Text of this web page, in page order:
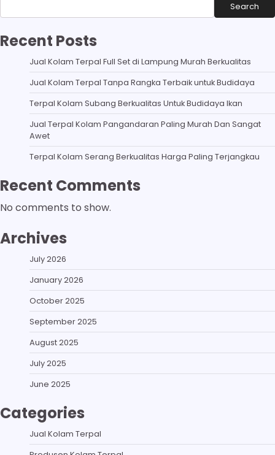
Search
Recent Posts
Jual Kolam Terpal Full Set di Lampung Murah Berkualitas
Jual Kolam Terpal Tanpa Rangka Terbaik untuk Budidaya
Terpal Kolam Subang Berkualitas Untuk Budidaya Ikan
Jual Terpal Kolam Pangandaran Paling Murah Dan Sangat
Awet
Terpal Kolam Serang Berkualitas Harga Paling Terjangkau
Recent Comments
No comments to show.
Archives
July 2026
January 2026
October 2025
September 2025
August 2025
July 2025
June 2025
Categories
Jual Kolam Terpal